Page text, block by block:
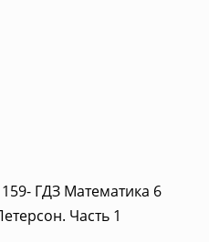
ГДЗ Математика 6
Часть 1